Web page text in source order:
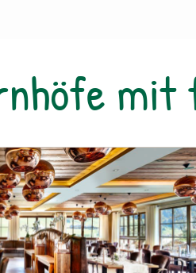
mit
Familien Natur Resort